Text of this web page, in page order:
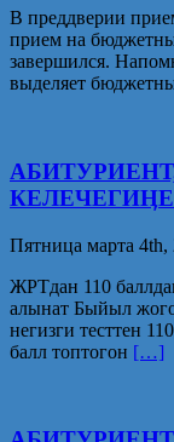
В преддверии
прием на
завершился.
выделяет
Пятница марта 4th,
ЖРТдан 110
алынат Быйыл
негизги тесттен
балл топтогон […]